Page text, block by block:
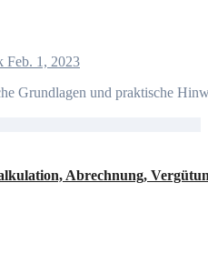
Feb. 1, 2023
Abrechnung,